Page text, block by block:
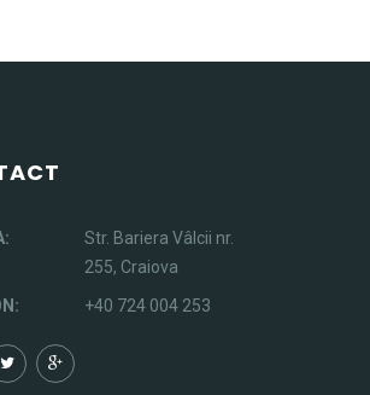
Str. Bariera Vâlcii nr.
255, Craiova
+40 724 004 253